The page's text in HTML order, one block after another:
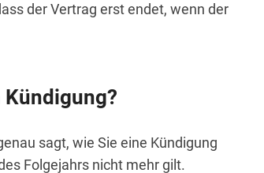
der Vertrag erst endet, wenn der
Kündigung?
sagt, wie Sie eine Kündigung
Folgejahrs nicht mehr gilt.